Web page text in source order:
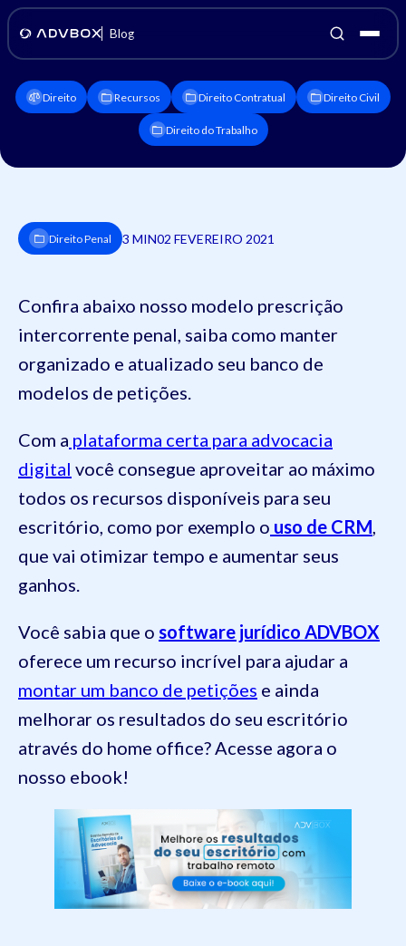
Blog
Direito Recursos Direito Contratual Direito Civil
Direito do Trabalho
Direito Penal 3 MIN02 FEVEREIRO 2021
Confira abaixo nosso modelo prescrição
intercorrente penal, saiba como manter
organizado e atualizado seu banco de
modelos de petições.
Com a plataforma certa para advocacia
digital você consegue aproveitar ao máximo
todos os recursos disponíveis para seu
escritório, como por exemplo o uso de CRM,
que vai otimizar tempo e aumentar seus
ganhos.
Você sabia que o software jurídico ADVBOX
oferece um recurso incrível para ajudar a
montar um banco de petições e ainda
melhorar os resultados do seu escritório
através do home office? Acesse agora o
nosso ebook!